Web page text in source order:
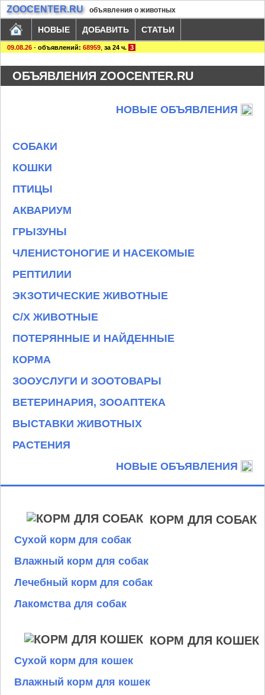
ZOOCENTER.RU объявления о животных
НОВЫЕ ДОБАВИТЬ СТАТЬИ
09.08.26 - объявлений: 68959 за 24 ч. 3
ОБЪЯВЛЕНИЯ ZOOCENTER.RU
НОВЫЕ ОБЪЯВЛЕНИЯ
СОБАКИ
КОШКИ
ПТИЦЫ
АКВАРИУМ
ГРЫЗУНЫ
ЧЛЕНИСТОНОГИЕ И НАСЕКОМЫЕ
РЕПТИЛИИ
ЭКЗОТИЧЕСКИЕ ЖИВОТНЫЕ
С/Х ЖИВОТНЫЕ
ПОТЕРЯННЫЕ И НАЙДЕННЫЕ
КОРМА
ЗООУСЛУГИ И ЗООТОВАРЫ
ВЕТЕРИНАРИЯ, ЗООАПТЕКА
ВЫСТАВКИ ЖИВОТНЫХ
РАСТЕНИЯ
НОВЫЕ ОБЪЯВЛЕНИЯ
КОРМ ДЛЯ СОБАК
Сухой корм для собак
Влажный корм для собак
Лечебный корм для собак
Лакомства для собак
КОРМ ДЛЯ КОШЕК
Сухой корм для кошек
Влажный корм для кошек